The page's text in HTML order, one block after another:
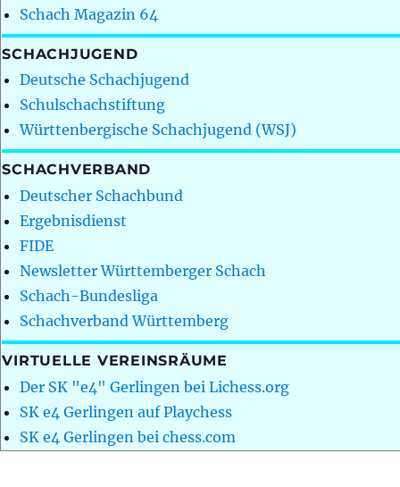
Schach Magazin 64
SCHACHJUGEND
Deutsche Schachjugend
Schulschachstiftung
Württenbergische Schachjugend (WSJ)
SCHACHVERBAND
Deutscher Schachbund
Ergebnisdienst
FIDE
Newsletter Württemberger Schach
Schach-Bundesliga
Schachverband Württemberg
VIRTUELLE VEREINSRÄUME
Der SK "e4" Gerlingen bei Lichess.org
SK e4 Gerlingen auf Playchess
SK e4 Gerlingen bei chess.com